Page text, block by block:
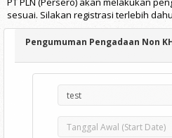
sesuai. Silakan registrasi terlebih
Pengumuman Pengadaan Non